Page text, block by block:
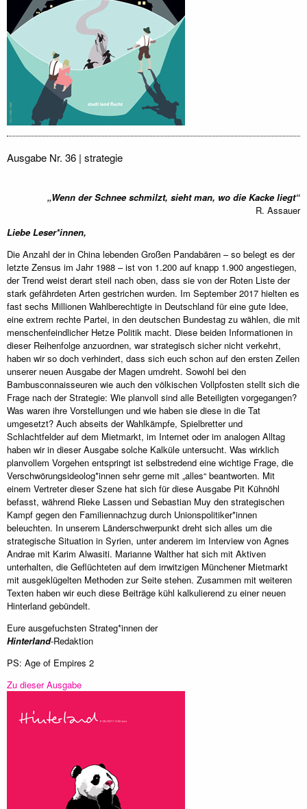
Ausgabe Nr. 36 | strategie
„Wenn der Schnee schmilzt, sieht man, wo die Kacke liegt“
R. Assauer
Liebe Leser*innen,
Die Anzahl der in China lebenden Großen Pandabären – so belegt es der
letzte Zensus im Jahr 1988 – ist von 1.200 auf knapp 1.900 angestiegen,
der Trend weist derart steil nach oben, dass sie von der Roten Liste der
stark gefährdeten Arten gestrichen wurden. Im September 2017 hielten es
fast sechs Millionen Wahlberechtigte in Deutschland für eine gute Idee,
eine extrem rechte Partei, in den deutschen Bundestag zu wählen, die mit
menschenfeindlicher Hetze Politik macht. Diese beiden Informationen in
dieser Reihenfolge anzuordnen, war strategisch sicher nicht verkehrt,
haben wir so doch verhindert, dass sich euch schon auf den ersten Zeilen
unserer neuen Ausgabe der Magen umdreht. Sowohl bei den
Bambusconnaisseuren wie auch den völkischen Vollpfosten stellt sich die
Frage nach der Strategie: Wie planvoll sind alle Beteiligten vorgegangen?
Was waren ihre Vorstellungen und wie haben sie diese in die Tat
umgesetzt? Auch abseits der Wahlkämpfe, Spielbretter und
Schlachtfelder auf dem Mietmarkt, im Internet oder im analogen Alltag
haben wir in dieser Ausgabe solche Kalküle untersucht. Was wirklich
planvollem Vorgehen entspringt ist selbstredend eine wichtige Frage, die
Verschwörungsideolog*innen sehr gerne mit „alles“ beantworten. Mit
einem Vertreter dieser Szene hat sich für diese Ausgabe Pit Kühnöhl
befasst, während Rieke Lassen und Sebastian Muy den strategischen
Kampf gegen den Familiennachzug durch Unionspolitiker*innen
beleuchten. In unserem Länderschwerpunkt dreht sich alles um die
strategische Situation in Syrien, unter anderem im Interview von Agnes
Andrae mit Karim Alwasiti. Marianne Walther hat sich mit Aktiven
unterhalten, die Geflüchteten auf dem irrwitzigen Münchener Mietmarkt
mit ausgeklügelten Methoden zur Seite stehen. Zusammen mit weiteren
Texten haben wir euch diese Beiträge kühl kalkulierend zu einer neuen
Hinterland gebündelt.
Eure ausgefuchsten Strateg*innen der
Hinterland-Redaktion
PS: Age of Empires 2
Zu dieser Ausgabe